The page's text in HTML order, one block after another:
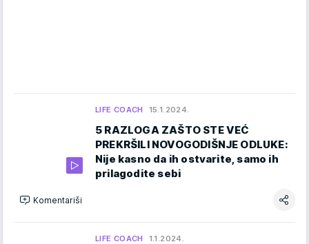
LIFE COACH 15.1.2024.
5 RAZLOGA ZAŠTO STE VEĆ
PREKRŠILI NOVOGODIŠNJE ODLUKE:
Nije kasno da ih ostvarite, samo ih
prilagodite sebi
Komentariši
LIFE COACH 1.1.2024.